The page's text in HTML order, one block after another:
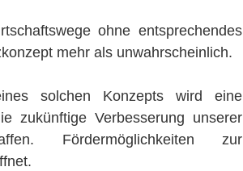
ohne entsprechendes
mehr als unwahrscheinlich.
solchen Konzepts wird eine
zukünftige Verbesserung unserer
Fördermöglichkeiten zur